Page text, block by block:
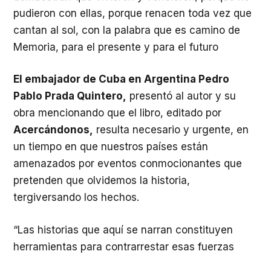
pudieron con ellas, porque renacen toda vez que
cantan al sol, con la palabra que es camino de
Memoria, para el presente y para el futuro
El embajador de Cuba en Argentina Pedro
Pablo Prada Quintero, presentó al autor y su
obra mencionando que el libro, editado por
Acercándonos, resulta necesario y urgente, en
un tiempo en que nuestros países están
amenazados por eventos conmocionantes que
pretenden que olvidemos la historia,
tergiversando los hechos.
“Las historias que aquí se narran constituyen
herramientas para contrarrestar esas fuerzas